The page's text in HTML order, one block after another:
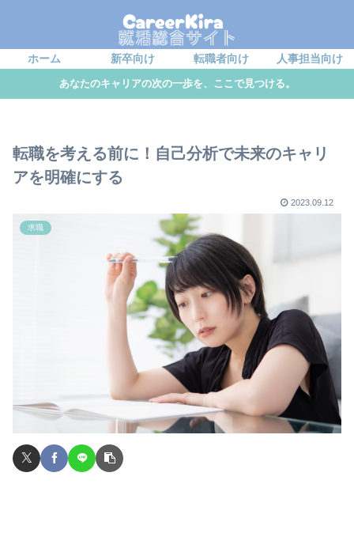
ホーム 新卒向け 転職者向け 人事担当向け
あなたのキャリアの次の一歩を、ここで見つける。
転職を考える前に！自己分析で未来のキャリ
アを明確にする
2023.09.12
求職